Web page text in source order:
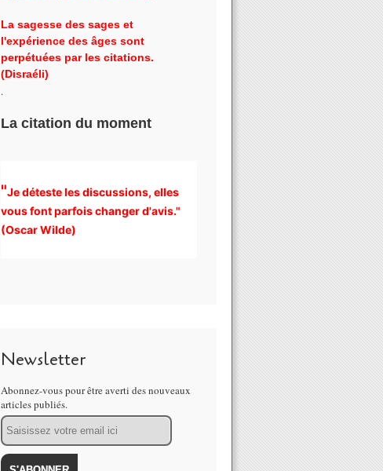
La sagesse des sages et
l'expérience des âges sont
perpétuées par les citations.
(Disraéli)
.
La citation du moment
"Je déteste les discussions, elles
vous font parfois changer d'avis."
(Oscar Wilde)
Newsletter
Abonnez-vous pour être averti des nouveaux
articles publiés.
Email